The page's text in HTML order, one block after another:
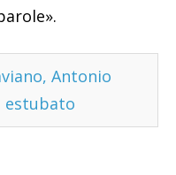
Antonio
estubato